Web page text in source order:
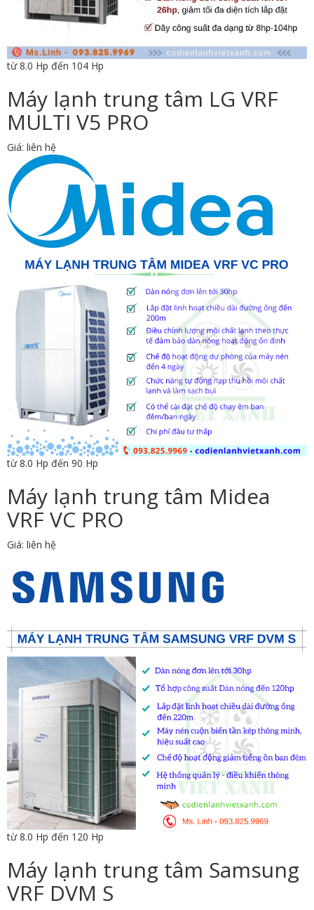
từ 8.0 Hp đến 104 Hp
Máy lạnh trung tâm LG VRF
MULTI V5 PRO
Giá: liên hệ
từ 8.0 Hp đến 90 Hp
Máy lạnh trung tâm Midea
VRF VC PRO
Giá: liên hệ
từ 8.0 Hp đến 120 Hp
Máy lạnh trung tâm Samsung
VRF DVM S